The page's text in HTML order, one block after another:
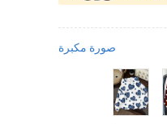
صورة مكبرة